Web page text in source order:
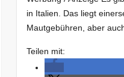
in Italien. Das liegt
Mautgebühren, aber
Teilen mit: